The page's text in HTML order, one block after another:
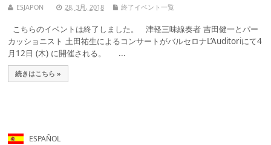
ESJAPON 28, 3月, 2018 終了イベント一覧
こちらのイベントは終了しました。 津軽三味線奏者 吉田健一とパー
カッショニスト 土田祐生によるコンサートがバルセロナL’Auditoriにて4
月12日 (木) に開催される。 ...
続きはこちら »
ESPAÑOL